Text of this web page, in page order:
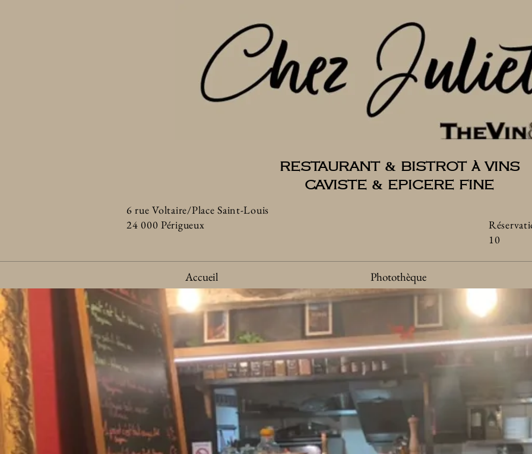
RESTAURANT & BISTROT à VINS
CAVISTE & EPICERE FINE
6 rue Voltaire/Place Saint-Louis
24 000 Périgueux
10
Accueil Photothèque